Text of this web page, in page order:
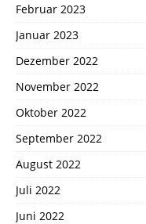
Februar 2023
Januar 2023
Dezember 2022
November 2022
Oktober 2022
September 2022
August 2022
Juli 2022
Juni 2022